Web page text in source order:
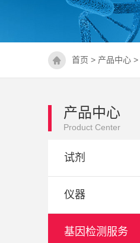
首页 > 产品中心>
产品中心
Product Center
试剂
仪器
基因检测服务